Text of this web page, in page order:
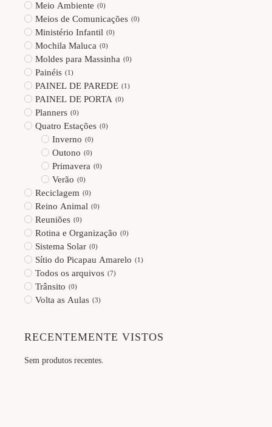
Meio Ambiente (0)
Meios de Comunicações (0)
Ministério Infantil (0)
Mochila Maluca (0)
Moldes para Massinha (0)
Painéis (1 )
PAINEL DE PAREDE (1 )
PAINEL DE PORTA (0)
Planners (0)
Quatro Estações (0)
Inverno (0)
Outono (0)
Primavera (0)
Verão (0)
Reciclagem (0)
Reino Animal (0)
Reuniões (0)
Rotina e Organização (0)
Sistema Solar (0)
Sítio do Picapau Amarelo (1 )
Todos os arquivos (7)
Trânsito (0)
Volta as Aulas (3)
RECENTEMENTE VISTOS
Sem produtos recentes.